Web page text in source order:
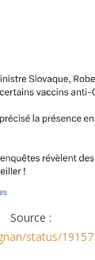
Source :
status/